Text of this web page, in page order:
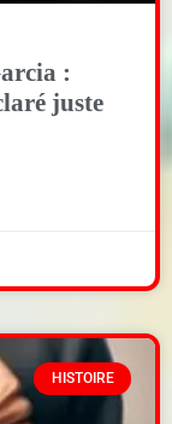
:
juste
HISTOIRE